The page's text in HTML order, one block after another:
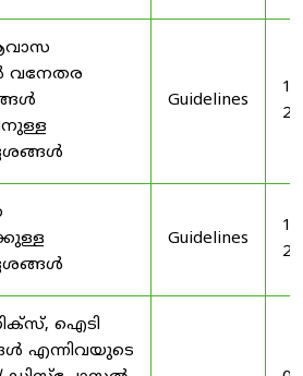
വനേതര
Guidelines
Guidelines
ഐടി
എന്നിവയുടെ